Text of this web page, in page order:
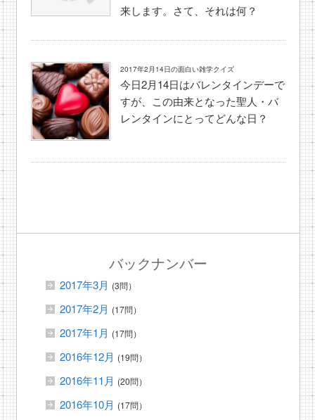
来します。さて、それは何？
2017年2月14日の面白い雑学クイズ
今日2月14日はバレンタインデーで
すが、この由来となった聖人・バ
レンタインにとってどんな日？
バックナンバー
2017年3月 (3問）
2017年2月 (17問）
2017年1月 (17問）
2016年12月 (19問）
2016年11月 (20問）
2016年10月 (17問）